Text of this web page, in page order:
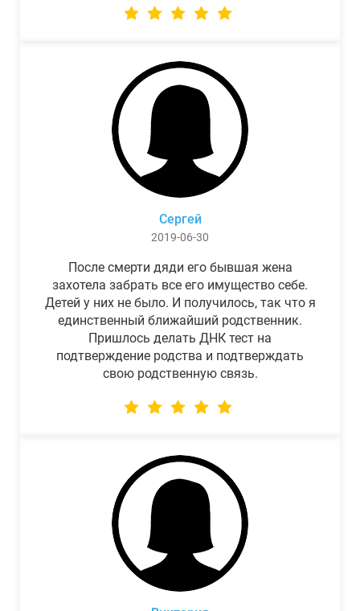
Сергей
2019-06-30
После смерти дяди его бывшая жена
захотела забрать все его имущество себе.
Детей у них не было. И получилось, так что я
единственный ближайший родственник.
Пришлось делать ДНК тест на
подтверждение родства и подтверждать
свою родственную связь.